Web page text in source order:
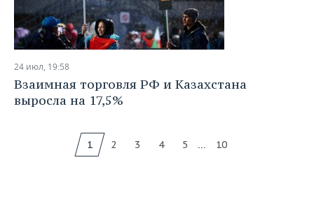
24 июл, 19:58
Взаимная торговля РФ и Казахстана
выросла на 17,5%
1 2 3 4 5 ... 10